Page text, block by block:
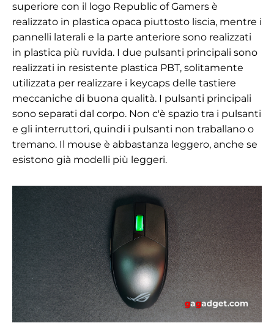
superiore con il logo Republic of Gamers è
realizzato in plastica opaca piuttosto liscia, mentre i
pannelli laterali e la parte anteriore sono realizzati
in plastica più ruvida. I due pulsanti principali sono
realizzati in resistente plastica PBT, solitamente
utilizzata per realizzare i keycaps delle tastiere
meccaniche di buona qualità. I pulsanti principali
sono separati dal corpo. Non c'è spazio tra i pulsanti
e gli interruttori, quindi i pulsanti non traballano o
tremano. Il mouse è abbastanza leggero, anche se
esistono già modelli più leggeri.